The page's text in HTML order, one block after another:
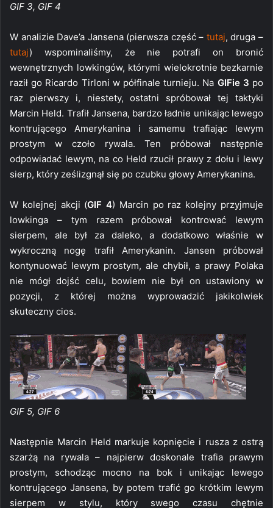
GIF 3, GIF 4
W analizie Dave’a Jansena (pierwsza część – tutaj, druga –
tutaj) wspominaliśmy, że nie potrafi on bronić
wewnętrznych lowkingów, którymi wielokrotnie bezkarnie
raził go Ricardo Tirloni w półfinale turnieju. Na GIFie 3 po
raz pierwszy i, niestety, ostatni spróbował tej taktyki
Marcin Held. Trafił Jansena, bardzo ładnie unikając lewego
kontrującego Amerykanina i samemu trafiając lewym
prostym w czoło rywala. Ten próbował następnie
odpowiadać lewym, na co Held rzucił prawy z dołu i lewy
sierp, który ześlizgnął się po czubku głowy Amerykanina.
W kolejnej akcji (GIF 4) Marcin po raz kolejny przyjmuje
lowkinga – tym razem próbował kontrować lewym
sierpem, ale był za daleko, a dodatkowo właśnie w
wykroczną nogę trafił Amerykanin. Jansen próbował
kontynuować lewym prostym, ale chybił, a prawy Polaka
nie mógł dojść celu, bowiem nie był on ustawiony w
pozycji, z której można wyprowadzić jakikolwiek
skuteczny cios.
GIF 5, GIF 6
Następnie Marcin Held markuje kopnięcie i rusza z ostrą
szarżą na rywala – najpierw doskonale trafia prawym
prostym, schodząc mocno na bok i unikając lewego
kontrującego Jansena, by potem trafić go krótkim lewym
sierpem w stylu, który swego czasu chętnie